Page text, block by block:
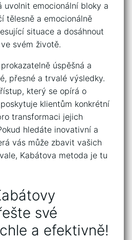
uvolnit emocionální bloky⁤ a
​tělesně a emocionálně
situace⁣ a dosáhnout
svém ⁢životě.
úspěšná a
přesné a trvalé výsledky.
který ​se‌ opírá o
klientům ⁤konkrétní
transformaci ⁢jejich
hledáte inovativní a
vás může zbavit vašich
Kabátova metoda je tu⁤
své
⁣a⁣ efektivně!